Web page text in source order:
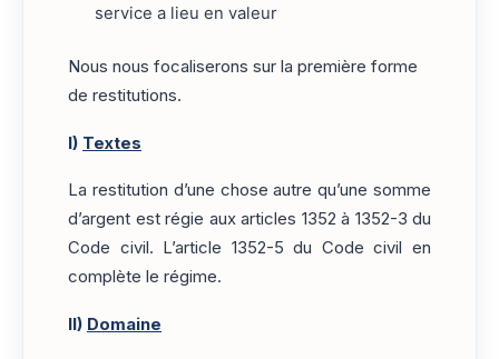
service a lieu en valeur
Nous nous focaliserons sur la première forme
de restitutions.
I) Textes
La restitution d’une chose autre qu’une somme
d’argent est régie aux articles 1352 à 1352-3 du
Code civil. L’article 1352-5 du Code civil en
complète le régime.
II) Domaine